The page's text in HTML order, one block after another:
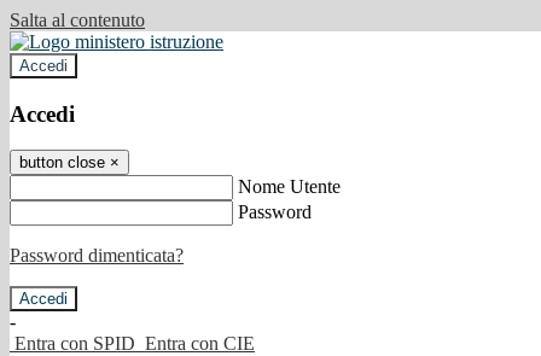
Salta al contenuto
Accedi
Accedi
button close ×
Nome Utente
Password
Password dimenticata?
-
Entra con SPID Entra con CIE